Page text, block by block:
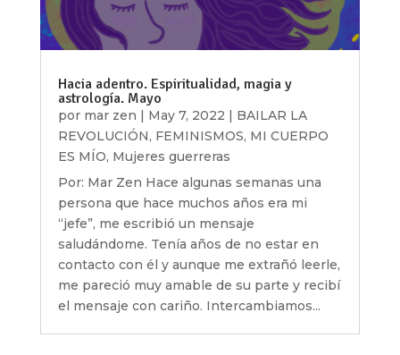
Hacia adentro. Espiritualidad, magia y
astrología. Mayo
por mar zen | May 7, 2022 | BAILAR LA
REVOLUCIÓN, FEMINISMOS, MI CUERPO
ES MÍO, Mujeres guerreras
Por: Mar Zen Hace algunas semanas una
persona que hace muchos años era mi
“jefe”, me escribió un mensaje
saludándome. Tenía años de no estar en
contacto con él y aunque me extrañó leerle,
me pareció muy amable de su parte y recibí
el mensaje con cariño. Intercambiamos...